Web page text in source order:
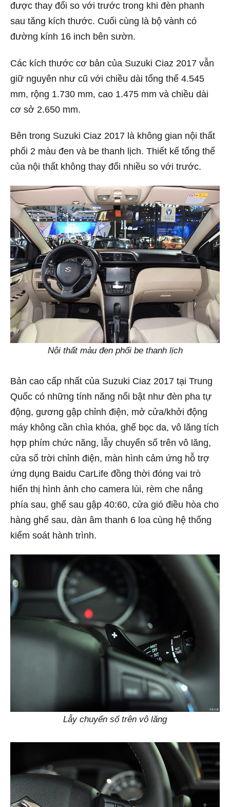
được thay đổi so với trước trong khi đèn phanh
sau tăng kích thước. Cuối cùng là bộ vành có
đường kính 16 inch bên sườn.
Các kích thước cơ bản của Suzuki Ciaz 2017 vẫn
giữ nguyên như cũ với chiều dài tổng thể 4.545
mm, rộng 1.730 mm, cao 1.475 mm và chiều dài
cơ sở 2.650 mm.
Bên trong Suzuki Ciaz 2017 là không gian nội thất
phối 2 màu đen và be thanh lịch. Thiết kế tổng thể
của nội thất không thay đổi nhiều so với trước.
Nội thất màu đen phối be thanh lịch
Bản cao cấp nhất của Suzuki Ciaz 2017 tại Trung
Quốc có những tính năng nổi bật như đèn pha tự
động, gương gập chỉnh điện, mở cửa/khởi động
máy không cần chìa khóa, ghế bọc da, vô lăng tích
hợp phím chức năng, lẫy chuyển số trên vô lăng,
cửa sổ trời chỉnh điện, màn hình cảm ứng hỗ trợ
ứng dụng Baidu CarLife đồng thời đóng vai trò
hiển thị hình ảnh cho camera lùi, rèm che nắng
phía sau, ghế sau gập 40:60, cửa gió điều hòa cho
hàng ghế sau, dàn âm thanh 6 loa cùng hệ thống
kiểm soát hành trình.
Lẫy chuyển số trên vô lăng